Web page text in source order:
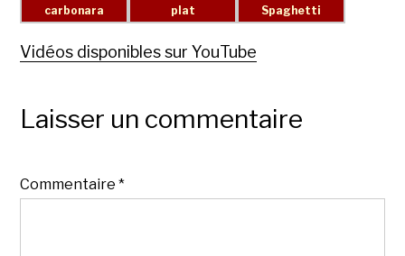
Vidéos disponibles sur YouTube
Laisser un commentaire
Commentaire*